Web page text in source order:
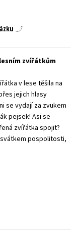
zvířátkům
v lese těšila na
jejich hlasy
se vydají za zvukem
pejsek! Asi se
zvířátka spojit?
pospolitosti,